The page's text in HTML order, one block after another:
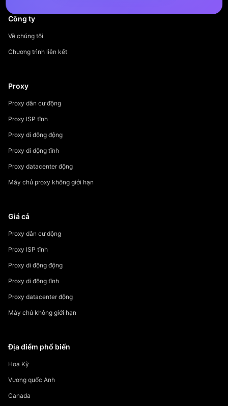
Công ty
Về chúng tôi
Chương trình liên kết
Proxy
Proxy dân cư động
Proxy ISP tĩnh
Proxy di động động
Proxy di động tĩnh
Proxy datacenter động
Máy chủ proxy không giới hạn
Giá cả
Proxy dân cư động
Proxy ISP tĩnh
Proxy di động động
Proxy di động tĩnh
Proxy datacenter động
Máy chủ không giới hạn
Địa điểm phổ biến
Hoa Kỳ
Vương quốc Anh
Canada